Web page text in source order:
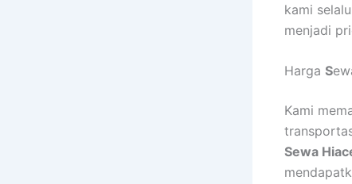
kami
menjadi
Harga S
Kami
Sewa